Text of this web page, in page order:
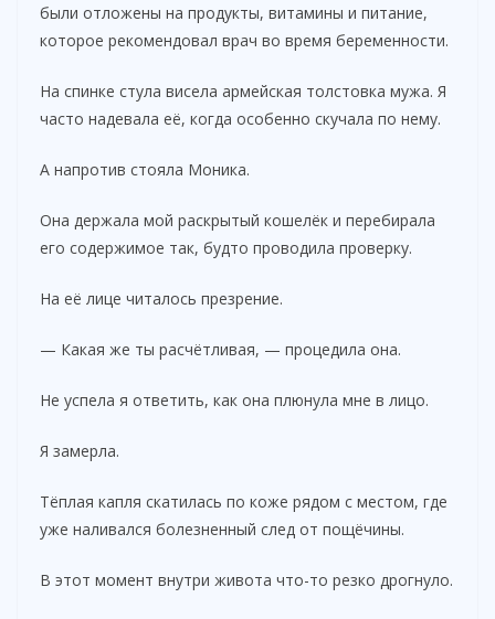
были отложены на продукты, витамины и питание,
которое рекомендовал врач во время беременности.
На спинке стула висела армейская толстовка мужа. Я
часто надевала её, когда особенно скучала по нему.
А напротив стояла Моника.
Она держала мой раскрытый кошелёк и перебирала
его содержимое так, будто проводила проверку.
На её лице читалось презрение.
— Какая же ты расчётливая, — процедила она.
Не успела я ответить, как она плюнула мне в лицо.
Я замерла.
Тёплая капля скатилась по коже рядом с местом, где
уже наливался болезненный след от пощёчины.
В этот момент внутри живота что-то резко дрогнуло.